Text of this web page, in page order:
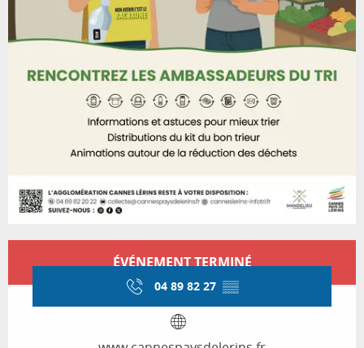
Ouverture et coordonnées
ÉVÉNEMENT TERMINÉ
04 89 82 27 ▒▒